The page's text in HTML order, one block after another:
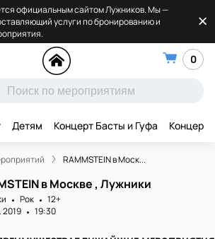
официальным сайтом Лужников. Мы —
услуги по бронированию и
0
Детям Концерт Басты и Гуфа Концерт
RAMMSTEIN в Моск...
в Москве , Лужники
Рок
12+
2019
19:30